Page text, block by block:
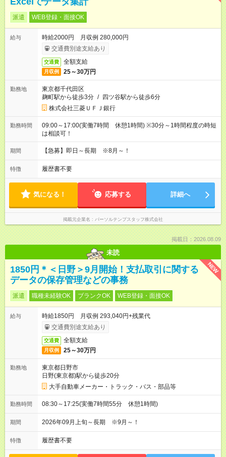
派遣 WEB登録・面接OK
給与
時給2000円 月収例 280,000円
交通費別途支給あり
交通費 全額支給
月収例 25～30万円
勤務地
東京都千代田区
麹町駅から徒歩3分 / 四ツ谷駅から徒歩6分
株式会社三菱ＵＦＪ銀行
勤務時間
09:00～17:00(実働7時間 休憩1時間) ※30分～1時間程度の時短
は相談可！
期間 【急募】即日～長期 ※8月～！
特徴 履歴書不要
気になる！ 応募する 詳細へ
掲載元企業名 パーソルテンプスタッフ株式会社
掲載日：2026.08.09
未読
NEW
1850円＊＜日野＞9月開始！支払取引に関する
データの保存管理などの事務
派遣 職種未経験OK ブランクOK WEB登録・面接OK
給与
時給1850円 月収例 293,040円+残業代
交通費別途支給あり
交通費 全額支給
月収例 25～30万円
勤務地
東京都日野市
日野(東京都)駅から徒歩20分
大手自動車メーカー・トラック・バス・部品等
勤務時間 08:30～17:25(実働7時間55分 休憩1時間)
期間 2026年09月上旬～長期 ※9月～！
特徴 履歴書不要